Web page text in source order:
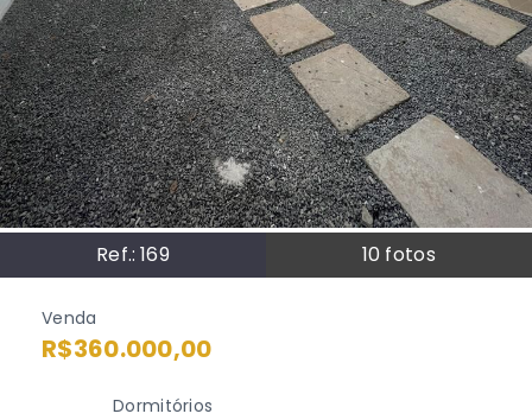
Ref.:169 10 fotos
Venda
R$360.000,00
Dormitórios